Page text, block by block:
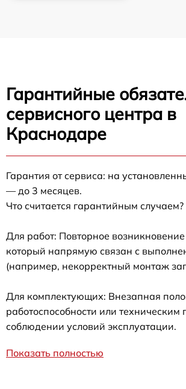
Гарантийные
сервисного центра в
Краснодаре
Гарантия от сервиса: на
— до 3 месяцев.
Что считается гарантийным случаем?
Для работ: Повторное
который напрямую связан с
(например, некорректный монтаж
Для комплектующих: Внезапная
работоспособности или
соблюдении условий эксплуатации.
Показать полностью